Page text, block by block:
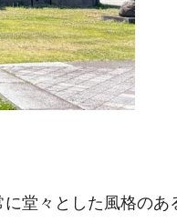
堂々とした風格の